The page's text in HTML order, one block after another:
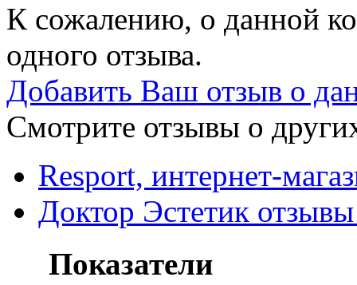
К сожалению, о данной
одного отзыва.
Добавить Ваш отзыв о
Смотрите отзывы о
Resport, интернет-
Доктор Эстетик
Показатели